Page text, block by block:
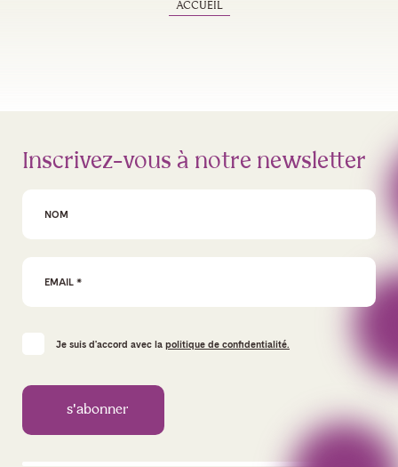
ACCUEIL
Inscrivez-vous à notre newsletter
Je suis d'accord avec la politique de confidentialité.